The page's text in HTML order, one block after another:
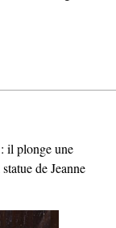
il plonge une
de Jeanne